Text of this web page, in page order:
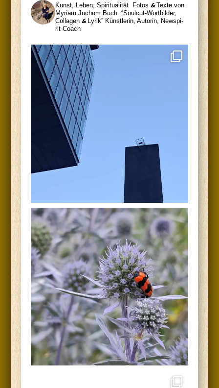
Kunst, Leben, Spiritualität Fotos &Tex­te von
Myri­am Jochum Buch: “Soul­cut-Wort­bil­der,
Col­la­gen &Lyrik”Künst­le­rin, Autorin, News­pi­
rit Coach